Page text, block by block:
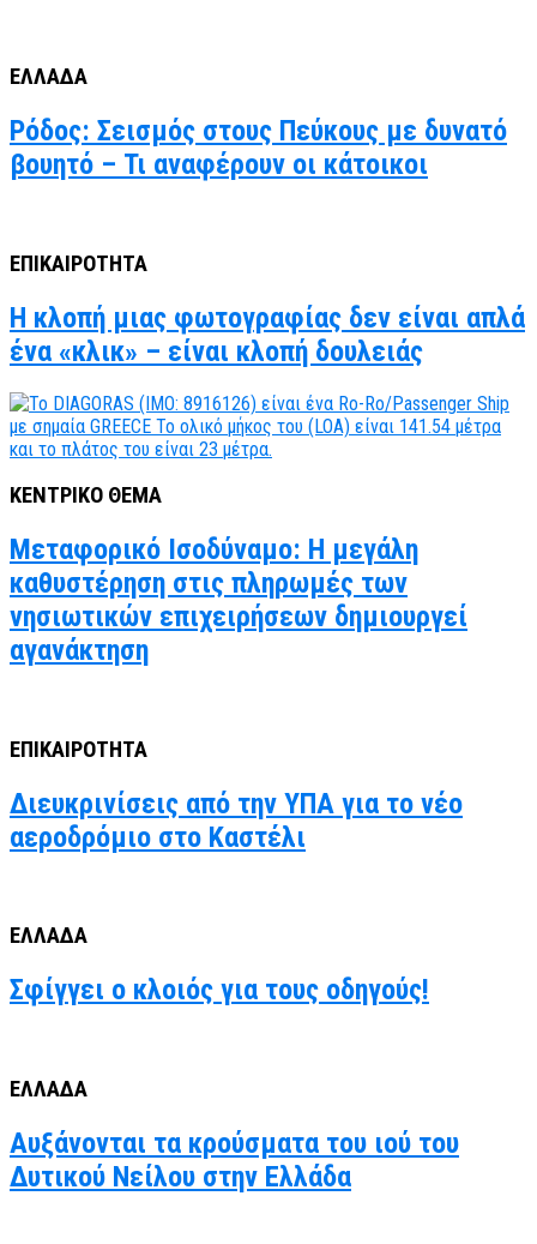
ΕΛΛΑΔΑ
Ρόδος: Σεισμός στους Πεύκους με δυνατό
βουητό – Τι αναφέρουν οι κάτοικοι
ΕΠΙΚΑΙΡΟΤΗΤΑ
Η κλοπή μιας φωτογραφίας δεν είναι απλά
ένα «κλικ» – είναι κλοπή δουλειάς
ΚΕΝΤΡΙΚΟ ΘΕΜΑ
Μεταφορικό Ισοδύναμο: Η μεγάλη
καθυστέρηση στις πληρωμές των
νησιωτικών επιχειρήσεων δημιουργεί
αγανάκτηση
ΕΠΙΚΑΙΡΟΤΗΤΑ
Διευκρινίσεις από την ΥΠΑ για το νέο
αεροδρόμιο στο Καστέλι
ΕΛΛΑΔΑ
Σφίγγει ο κλοιός για τους οδηγούς!
ΕΛΛΑΔΑ
Αυξάνονται τα κρούσματα του ιού του
Δυτικού Νείλου στην Ελλάδα